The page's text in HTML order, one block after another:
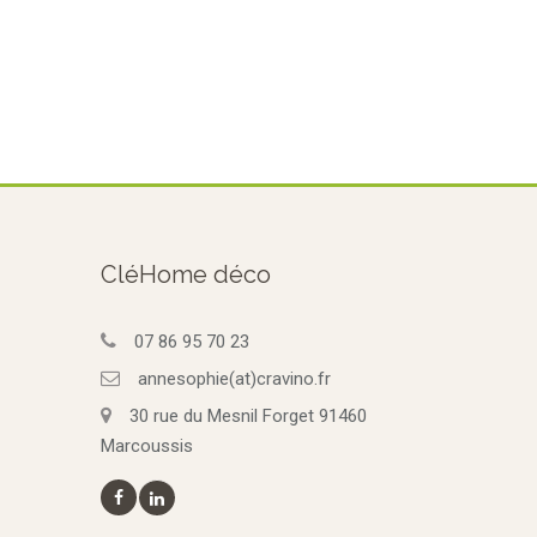
CléHome déco
07 86 95 70 23
annesophie(at)cravino.fr
30 rue du Mesnil Forget 91460
Marcoussis